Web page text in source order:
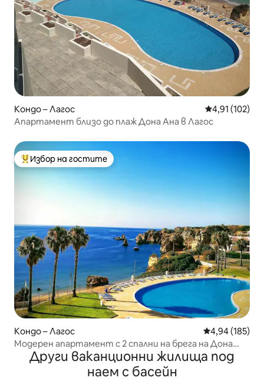
Кондо – Лагос Средна
4,91 (102)
Апартамент близо до плаж Дона Ана в Лагос
Най-популярен избор на гостите
Избор на гостите
Кондо – Лагос Средна
4,94 (185)
Модерен апартамент с 2 спални на брега на Дона
Ана с басейн
Други ваканционни жилища под
наем с басейн